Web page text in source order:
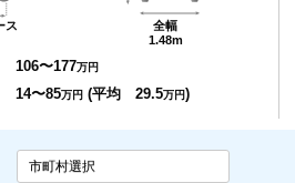
ス
全幅
1.48m
106〜177万円
14〜85万円 (平均 29.5万円)
市町村選択